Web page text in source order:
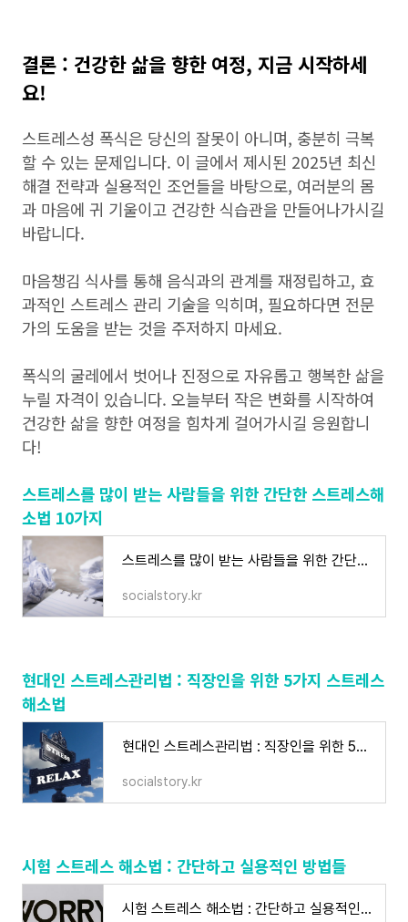
결론 : 건강한 삶을 향한 여정, 지금 시작하세
요!
스트레스성 폭식은 당신의 잘못이 아니며, 충분히 극복
할 수 있는 문제입니다. 이 글에서 제시된 2025년 최신
해결 전략과 실용적인 조언들을 바탕으로, 여러분의 몸
과 마음에 귀 기울이고 건강한 식습관을 만들어나가시길
바랍니다.
마음챙김 식사를 통해 음식과의 관계를 재정립하고, 효
과적인 스트레스 관리 기술을 익히며, 필요하다면 전문
가의 도움을 받는 것을 주저하지 마세요.
폭식의 굴레에서 벗어나 진정으로 자유롭고 행복한 삶을
누릴 자격이 있습니다. 오늘부터 작은 변화를 시작하여
건강한 삶을 향한 여정을 힘차게 걸어가시길 응원합니
다!
스트레스를 많이 받는 사람들을 위한 간단한 스트레스해
소법 10가지
스트레스를 많이 받는 사람들을 위한 간단한 스트레스해소법 10가지
socialstory.kr
현대인 스트레스관리법 : 직장인을 위한 5가지 스트레스
해소법
현대인 스트레스관리법 : 직장인을 위한 5가지 스트레스해소법
socialstory.kr
시험 스트레스 해소법 : 간단하고 실용적인 방법들
시험 스트레스 해소법 : 간단하고 실용적인 방법들